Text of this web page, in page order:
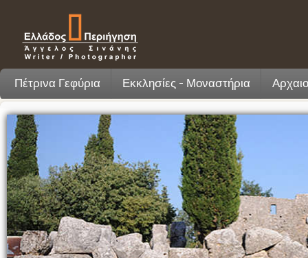
Πέτρινα Γεφύρια Εκκλησίες - Μοναστήρια